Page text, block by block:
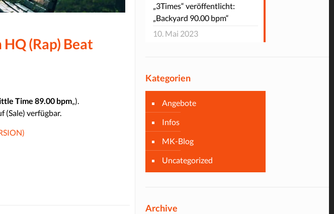
(Rap) Beat
Time 89.00 bpm„).
(Sale) verfügbar.
„3Times“ veröffentlicht:
„Backyard 90.00 bpm“
10. Mai 2023
Kategorien
Angebote
Infos
MK-Blog
Uncategorized
Archive